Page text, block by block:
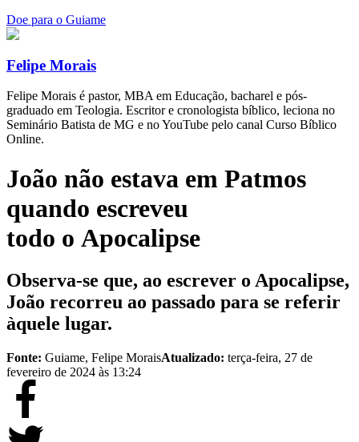
Doe para o Guiame
Felipe Morais
Felipe Morais é pastor, MBA em Educação, bacharel e pós-
graduado em Teologia. Escritor e cronologista bíblico, leciona no
Seminário Batista de MG e no YouTube pelo canal Curso Bíblico
Online.
João não estava em Patmos
quando escreveu
todo o Apocalipse
Observa-se que, ao escrever o Apocalipse,
João recorreu ao passado para se referir
àquele lugar.
Fonte: Guiame, Felipe MoraisAtualizado: terça-feira, 27 de
fevereiro de 2024 às 13:24